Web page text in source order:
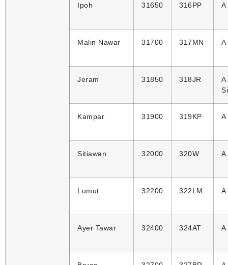
Ipoh 31650 316PP A
Malin Nawar 31700 317MN A
Jeram 31850 318JR
A
Kampar 31900 319KP A
Sitiawan 32000 320W A
Lumut 32200 322LM A
Ayer Tawar 32400 324AT A